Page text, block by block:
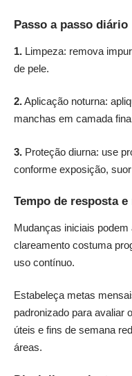
Passo a passo diário
1. Limpeza: remova
de pele.
2.Aplicação noturna:
manchas em camada
3. Proteção diurna: use
conforme exposição,
Tempo de resposta
Mudanças iniciais
clareamento costuma
uso contínuo.
Estabeleça metas
padronizado para avaliar
úteis e fins de semana
áreas.